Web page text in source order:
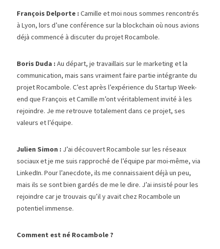
François Delporte : Camille et moi nous sommes rencontrés
à Lyon, lors d’une conférence sur la blockchain où nous avions
déjà commencé à discuter du projet Rocambole.
Boris Duda : Au départ, je travaillais sur le marketing et la
communication, mais sans vraiment faire partie intégrante du
projet Rocambole. C’est après l’expérience du Startup Week-
end que François et Camille m’ont véritablement invité à les
rejoindre. Je me retrouve totalement dans ce projet, ses
valeurs et l’équipe.
Julien Simon : J’ai découvert Rocambole sur les réseaux
sociaux et je me suis rapproché de l’équipe par moi-même, via
LinkedIn. Pour l’anecdote, ils me connaissaient déjà un peu,
mais ils se sont bien gardés de me le dire. J’ai insisté pour les
rejoindre car je trouvais qu’il y avait chez Rocambole un
potentiel immense.
Comment est né Rocambole ?